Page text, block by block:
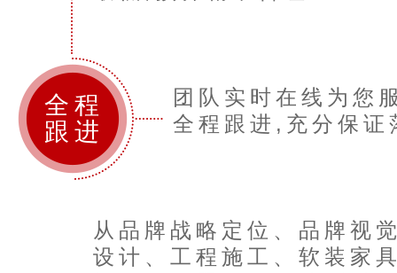
全程
跟进
团队实时在线为您
全程跟进,充分保
从品牌战略定位、品牌视
设计、工程施工、软装家